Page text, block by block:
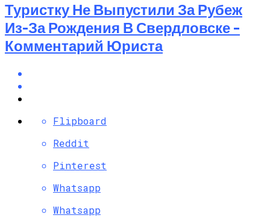
Туристку Не Выпустили За Рубеж
Из-За Рождения В Свердловске –
Комментарий Юриста
Flipboard
Reddit
Pinterest
Whatsapp
Whatsapp